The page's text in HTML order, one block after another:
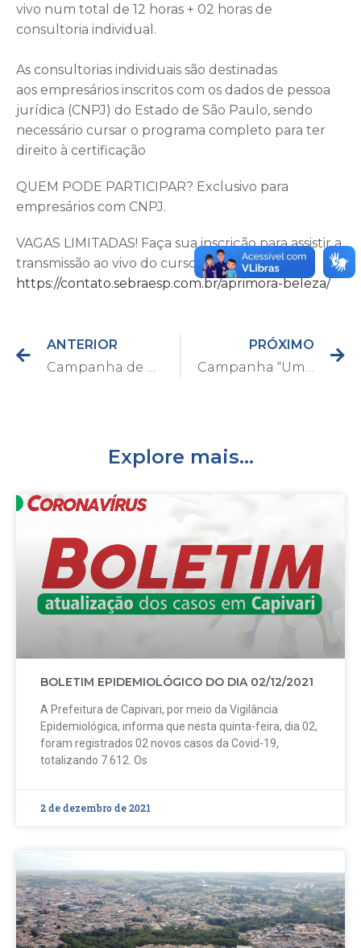
vivo num total de 12 horas + 02 horas de
consultoria individual.
As consultorias individuais são destinadas
aos empresários inscritos com os dados de pessoa
jurídica (CNPJ) do Estado de São Paulo, sendo
necessário cursar o programa completo para ter
direito à certificação
QUEM PODE PARTICIPAR? Exclusivo para
empresários com CNPJ.
VAGAS LIMITADAS! Faça sua inscrição para assistir a
transmissão ao vivo do curso:
https://contato.sebraesp.com.br/aprimora-beleza/
ANTERIOR
PRÓXIMO
Explore mais...
BOLETIM EPIDEMIOLÓGICO DO DIA 02/12/2021
A Prefeitura de Capivari, por meio da Vigilância
Epidemiológica, informa que nesta quinta-feira, dia 02,
foram registrados 02 novos casos da Covid-19,
totalizando 7.612. Os
2 de dezembro de 2021